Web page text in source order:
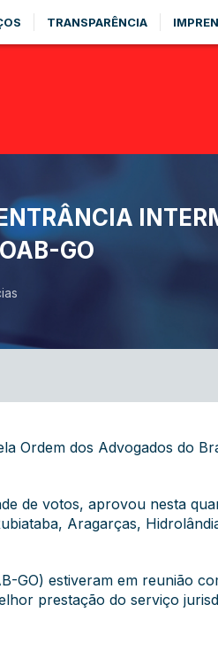
TRANSPARÊNCIA
GO
Ordem dos Advogados do
de votos, aprovou nesta
Aragarças,
GO) estiveram em reunião
prestação do serviço